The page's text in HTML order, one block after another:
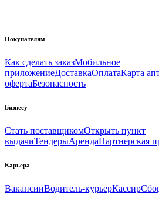
Покупателям
Как сделать заказМобильное
приложениеДоставкаОплатаКарта
офертаБезопасность
Бизнесу
Стать поставщикомОткрыть пункт
выдачиТендерыАрендаПартнерская
Карьера
ВакансииВодитель-курьерКассир